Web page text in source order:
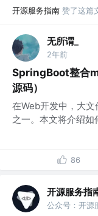
开源服务指南 赞了这篇
无所谓_
2年前
SpringBoot整合
源码）
在Web开发中，大
之一。本文将介绍
86
开源服务指
公众号：开源